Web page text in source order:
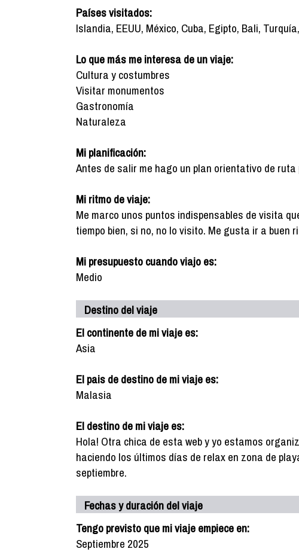
Países visitados:
Islandia, EEUU, México, Cuba, Egipto, Bali,
Lo que más me interesa de un viaje:
Cultura y costumbres
Visitar monumentos
Gastronomía
Naturaleza
Mi planificación:
Antes de salir me hago un plan orientativo de
Mi ritmo de viaje:
Me marco unos puntos indispensables de visita
tiempo bien, si no, no lo visito. Me gusta ir a buen
Mi presupuesto cuando viajo es:
Medio
Destino del viaje
El continente de mi viaje es:
Asia
El pais de destino de mi viaje es:
Malasia
El destino de mi viaje es:
Hola! Otra chica de esta web y yo estamos
haciendo los últimos días de relax en zona de
septiembre.
Fechas y duración del viaje
Tengo previsto que mi viaje empiece en:
Septiembre 2025